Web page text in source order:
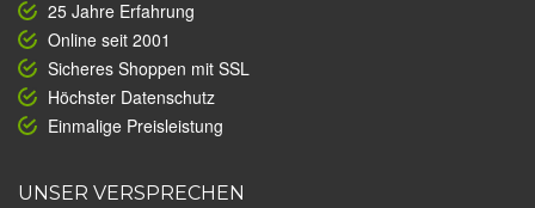
25 Jahre Erfahrung
Online seit 2001
Sicheres Shoppen mit SSL
Höchster Datenschutz
Einmalige Preisleistung
UNSER VERSPRECHEN